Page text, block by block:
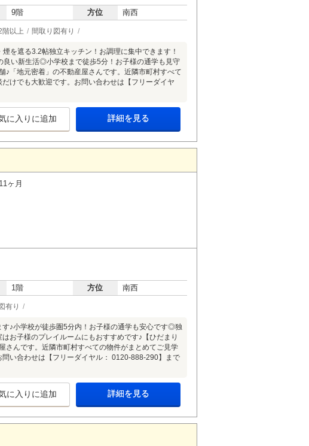
9階 方位 南西
階以上 間取り図有り
を遮る3.2帖独立キッチン！お調理に集中できます！
い新生活◎小学校まで徒歩5分！お子様の通学も見守
「地元密着」の不動産屋さんです。近隣市町村すべて
けでも大歓迎です。お問い合わせは【フリーダイヤ
に入りに追加 詳細を見る
ヶ月
1階 方位 南西
有り
♪小学校が徒歩圏5分内！お子様の通学も安心です◎独
お子様のプレイルームにもおすすめです♪【ひだまり
んです。近隣市町村すべての物件がまとめてご見学
い合わせは【フリーダイヤル： 0120-888-290】まで
に入りに追加 詳細を見る